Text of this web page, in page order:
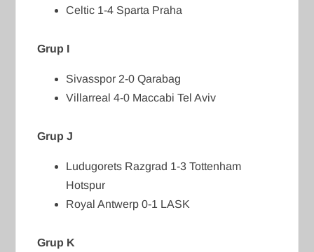
Celtic 1-4 Sparta Praha
Grup I
Sivasspor 2-0 Qarabag
Villarreal 4-0 Maccabi Tel Aviv
Grup J
Ludugorets Razgrad 1-3 Tottenham
Hotspur
Royal Antwerp 0-1 LASK
Grup K